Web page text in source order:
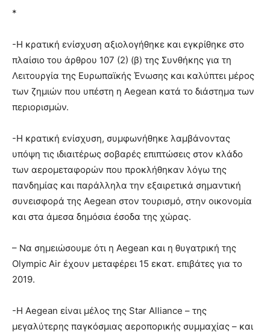
*
-Η κρατική ενίσχυση αξιολογήθηκε και εγκρίθηκε στο
πλαίσιο του άρθρου 107 (2) (β) της Συνθήκης για τη
Λειτουργία της Ευρωπαϊκής Ένωσης και καλύπτει μέρος
των ζημιών που υπέστη η Aegean κατά το διάστημα των
περιορισμών.
-Η κρατική ενίσχυση, συμφωνήθηκε λαμβάνοντας
υπόψη τις ιδιαιτέρως σοβαρές επιπτώσεις στον κλάδο
των αερομεταφορών που προκλήθηκαν λόγω της
πανδημίας και παράλληλα την εξαιρετικά σημαντική
συνεισφορά της Aegean στον τουρισμό, στην οικονομία
και στα άμεσα δημόσια έσοδα της χώρας.
– Να σημειώσουμε ότι η Aegean και η θυγατρική της
Olympic Air έχουν μεταφέρει 15 εκατ. επιβάτες για το
2019.
-Η Aegean είναι μέλος της Star Alliance – της
μεγαλύτερης παγκόσμιας αεροπορικής συμμαχίας – και